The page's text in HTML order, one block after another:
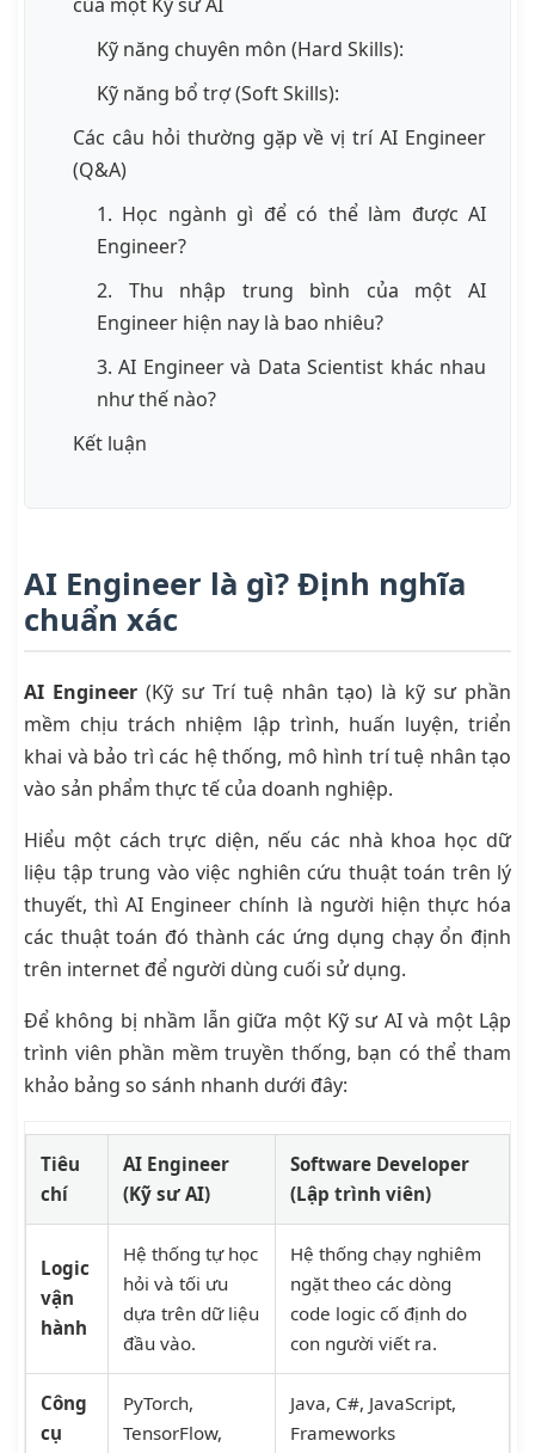
Kỹ năng chuyên môn (Hard Skills):
Kỹ năng bổ trợ (Soft Skills):
Các câu hỏi thường gặp về vị trí AI Engineer
(Q&A)
1. Học ngành gì để có thể làm được AI
Engineer?
2. Thu nhập trung bình của một AI
Engineer hiện nay là bao nhiêu?
3. AI Engineer và Data Scientist khác nhau
như thế nào?
Kết luận
AI Engineer là gì? Định nghĩa
chuẩn xác
AI Engineer (Kỹ sư Trí tuệ nhân tạo) là kỹ sư phần
mềm chịu trách nhiệm lập trình, huấn luyện, triển
khai và bảo trì các hệ thống, mô hình trí tuệ nhân tạo
vào sản phẩm thực tế của doanh nghiệp.
Hiểu một cách trực diện, nếu các nhà khoa học dữ
liệu tập trung vào việc nghiên cứu thuật toán trên lý
thuyết, thì AI Engineer chính là người hiện thực hóa
các thuật toán đó thành các ứng dụng chạy ổn định
trên internet để người dùng cuối sử dụng.
Để không bị nhầm lẫn giữa một Kỹ sư AI và một Lập
trình viên phần mềm truyền thống, bạn có thể tham
khảo bảng so sánh nhanh dưới đây:
Tiêu
chí
AI Engineer
(Kỹ sư AI)
Software Developer
(Lập trình viên)
Logic
vận
hành
Hệ thống tự học
hỏi và tối ưu
dựa trên dữ liệu
đầu vào.
Hệ thống chạy nghiêm
ngặt theo các dòng
code logic cố định do
con người viết ra.
Công
cụ
PyTorch,
TensorFlow,
Java, C#, JavaScript,
Frameworks